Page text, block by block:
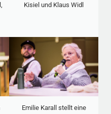
Kisiel und Klaus Widl
Emilie Karall stellt eine